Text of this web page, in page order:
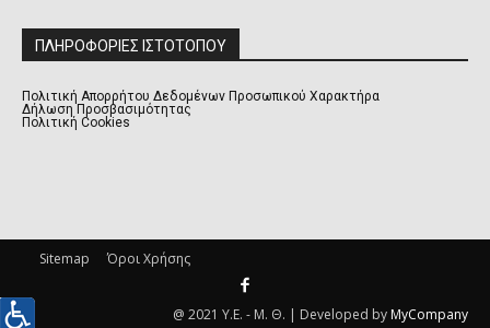
ΠΛΗΡΟΦΟΡΙΕΣ ΙΣΤΟΤΟΠΟΥ
Πολιτική Απορρήτου Δεδομένων Προσωπικού Χαρακτήρα
Δήλωση Προσβασιμότητας
Πολιτική Cookies
Sitemap Όροι Χρήσης
@ 2021 Υ.Ε. - Μ. Θ. | Developed by MyCompany